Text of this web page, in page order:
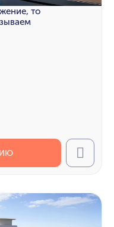
то
Call